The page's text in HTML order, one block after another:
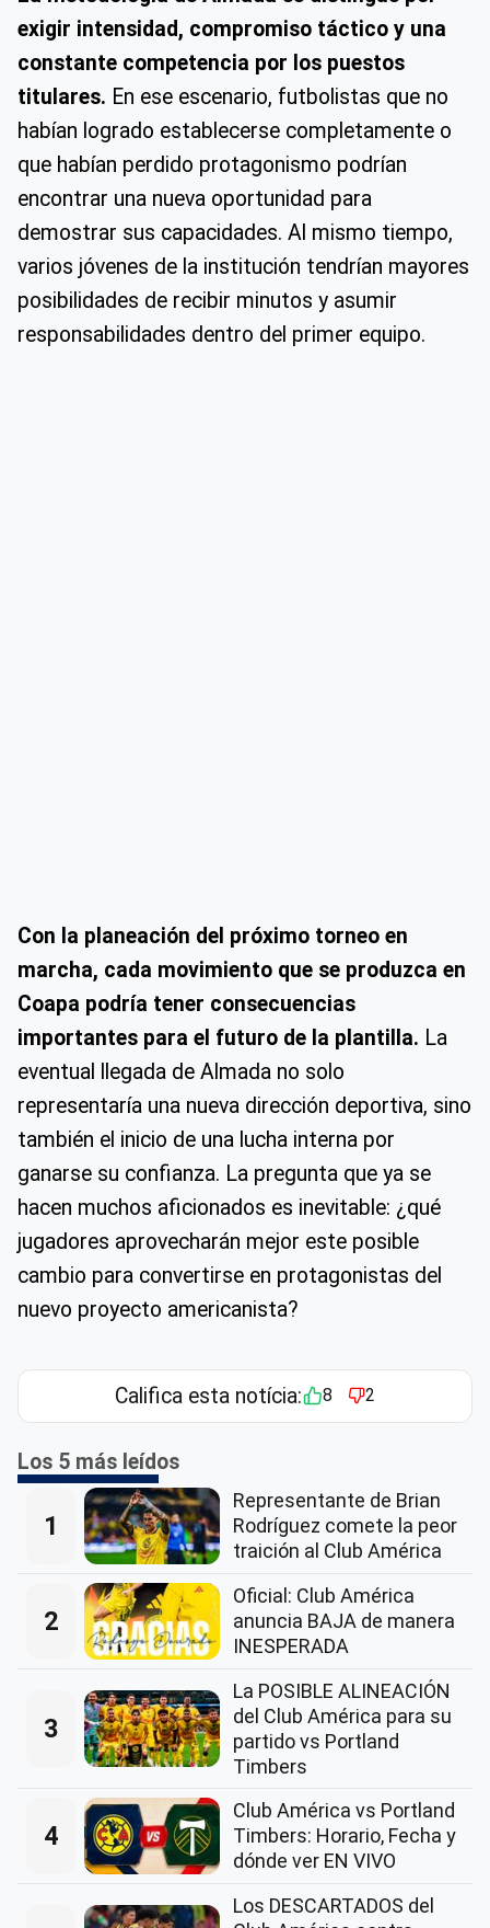
exigir intensidad, compromiso táctico y una
constante competencia por los puestos
titulares. En ese escenario, futbolistas que no
habían logrado establecerse completamente o
que habían perdido protagonismo podrían
encontrar una nueva oportunidad para
demostrar sus capacidades. Al mismo tiempo,
varios jóvenes de la institución tendrían mayores
posibilidades de recibir minutos y asumir
responsabilidades dentro del primer equipo.
Con la planeación del próximo torneo en
marcha, cada movimiento que se produzca en
Coapa podría tener consecuencias
importantes para el futuro de la plantilla. La
eventual llegada de Almada no solo
representaría una nueva dirección deportiva, sino
también el inicio de una lucha interna por
ganarse su confianza. La pregunta que ya se
hacen muchos aficionados es inevitable: ¿qué
jugadores aprovecharán mejor este posible
cambio para convertirse en protagonistas del
nuevo proyecto americanista?
Califica esta notícia: 8 2
Los 5 más leídos
1
Representante de Brian
Rodríguez comete la peor
traición al Club América
2
Oficial: Club América
anuncia BAJA de manera
INESPERADA
3
La POSIBLE ALINEACIÓN
del Club América para su
partido vs Portland
Timbers
4
Club América vs Portland
Timbers: Horario, Fecha y
dónde ver EN VIVO
Los DESCARTADOS del